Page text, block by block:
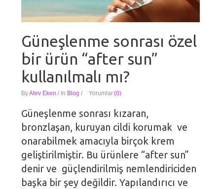
Güneşlenme sonrası özel
bir ürün “after sun”
kullanılmalı mı?
ByAlev Eken / In Blog / Yorumlar(0)
Güneşlenme sonrası kızaran,
bronzlaşan, kuruyan cildi korumak ve
onarabilmek amacıyla birçok krem
geliştirilmiştir. Bu ürünlere “after sun”
denir ve güçlendirilmiş nemlendiriciden
başka bir şey değildir. Yapılandırıcı ve